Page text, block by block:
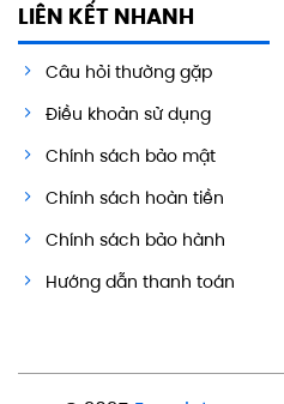
LIÊN KẾT NHANH
Câu hỏi thường gặp
Điều khoản sử dụng
Chính sách bảo mật
Chính sách hoàn tiền
Chính sách bảo hành
Hướng dẫn thanh toán